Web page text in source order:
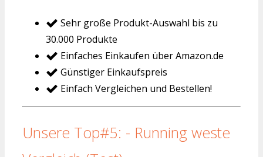
Sehr große Produkt-Auswahl bis zu
30.000 Produkte
Einfaches Einkaufen über Amazon.de
Günstiger Einkaufspreis
Einfach Vergleichen und Bestellen!
Unsere Top#5: - Running weste